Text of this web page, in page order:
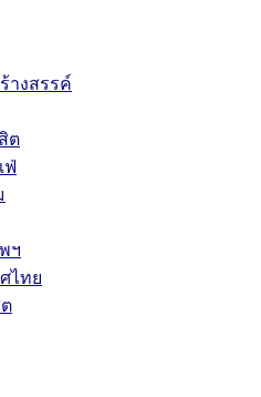
างสรรค์
ต
ฟ่
ฯ
ไทย